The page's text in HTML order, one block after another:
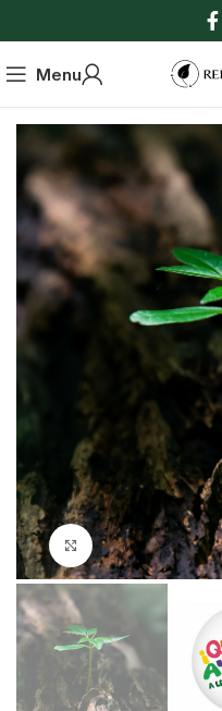
Menu
Click para ampliar